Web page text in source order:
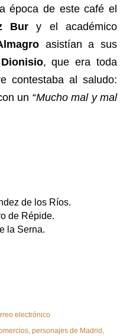
época de este café el
Bur y el académico
asistían a sus
Dionisio, que era toda
contestaba al saludo:
un “Mucho mal y mal
de los Ríos.
de Répide.
la Serna.
electrónico
personajes de Madrid